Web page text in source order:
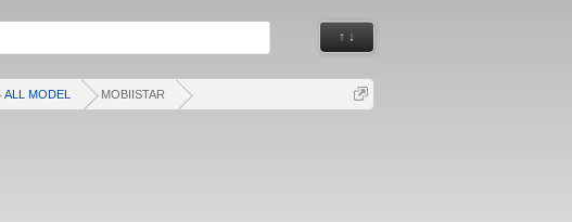
↑ ↓
ALL MODEL MOBIISTAR